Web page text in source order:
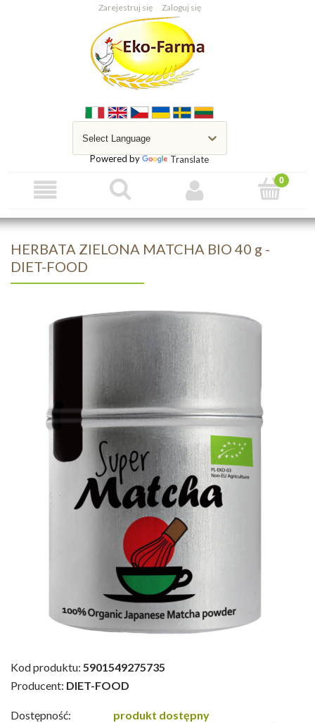
Zarejestruj się Zaloguj się
Powered by Translate
HERBATA ZIELONA MATCHA BIO 40 g -
DIET-FOOD
Kod produktu: 5901549275735
Producent: DIET-FOOD
Dostępność:
produkt dostępny